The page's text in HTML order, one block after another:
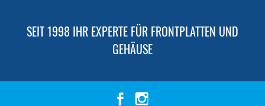
SEIT 1998 IHR EXPERTE FÜR FRONTPLATTEN UND
GEHÄUSE